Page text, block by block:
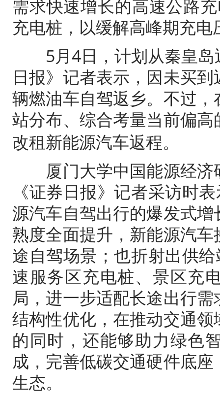
需求快速增长的高速公路
充电桩，以缓解高峰期充电
5月4日，计划从秦皇岛
日报》记者表示，因未买
辆燃油车自驾返乡。不过
站分布、 综合考量当前偏
改租新能源汽车返程。
厦门大学中国能源经济
《证券日报》记者采访时
源汽车自驾出行的爆发式
熟度全面提升，新能源汽
途自驾场景；也折射出供
速服务区充电桩、景区充
局，进一步适配长途出行
结构性优化，在推动交通
的同时，还能够助力绿色
成，完善低碳交通硬件底
生态。